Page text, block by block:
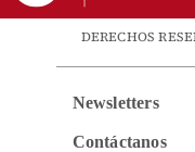
DERECHOS
Newsletters
Contáctanos